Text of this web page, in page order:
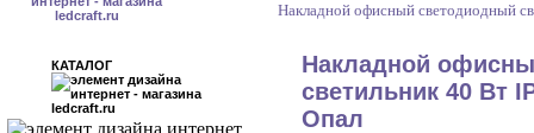
КАТАЛОГ
Накладной офисный светодиодный
Накладной
светильник 40 Вт
Опал